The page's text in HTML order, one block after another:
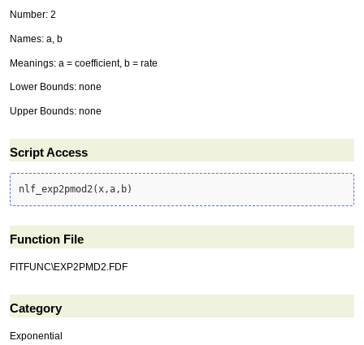
Number: 2
Names: a, b
Meanings: a = coefficient, b = rate
Lower Bounds: none
Upper Bounds: none
Script Access
nlf_exp2pmod2(x,a,b)
Function File
FITFUNC\EXP2PMD2.FDF
Category
Exponential